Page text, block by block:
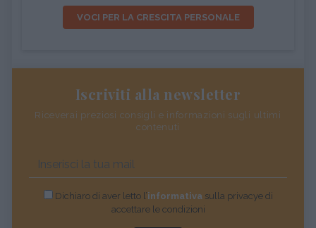
VOCI PER LA CRESCITA PERSONALE
Iscriviti alla newsletter
Riceverai preziosi consigli e informazioni sugli ultimi
contenuti
Dichiaro di aver letto l’informativasulla privacye di
accettare le condizioni